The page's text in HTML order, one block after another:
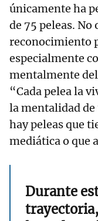
únicamente ha
de 75 peleas. No
reconocimiento
especialmente
mentalmente
“Cada pelea la
la mentalidad de
hay peleas que
mediática o que
Durante